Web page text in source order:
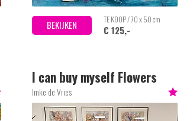
BEKIJKEN TE KOOP / 70 x 50 cm
€ 125,-
Imke de Vries
I can buy myself Flowers